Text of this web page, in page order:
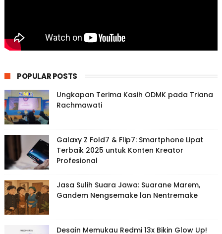
POPULAR POSTS
Ungkapan Terima Kasih ODMK pada Triana
Rachmawati
Galaxy Z Fold7 & Flip7: Smartphone Lipat
Terbaik 2025 untuk Konten Kreator
Profesional
Jasa Sulih Suara Jawa: Suarane Marem,
Gandem Nengsemake lan Nentremake
Desain Memukau Redmi 13x Bikin Glow Up!